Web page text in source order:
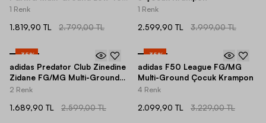
Erkek Krampon
1 Renk
1.819,90 TL 2.799,00 TL
1 Renk
2.599,90 TL 3.999,00 TL
-35%
adidas Predator Club Zinedine
Zidane FG/MG Multi-Ground
Low-Top Çocuk Krampon
2 Renk
1.689,90 TL 2.599,00 TL
-35%
adidas F50 League FG/MG
Multi-Ground Çocuk Krampon
4 Renk
2.099,90 TL 3.229,00 TL